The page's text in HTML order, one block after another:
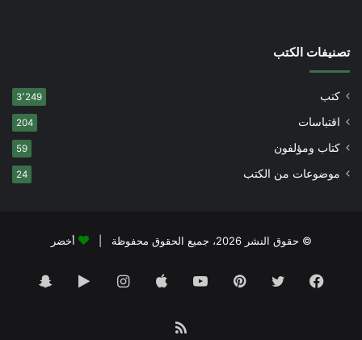
تصنيفات الكتب
كتب 3٬249
اقتباسات 204
كتاب ومؤلفون 59
موضوعات من الكتب 24
© حقوق النشر 2026، جميع الحقوق محفوظة | أخضر
فيسبوك تويتر بينتيريستيوتيوب انستقرام‏Google
ملخص